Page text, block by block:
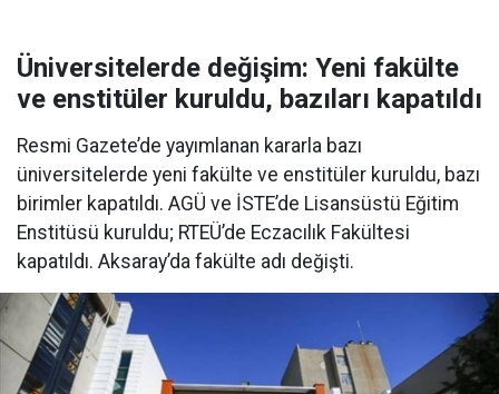
Üniversitelerde değişim: Yeni fakülte
ve enstitüler kuruldu, bazıları kapatıldı
Resmi Gazete’de yayımlanan kararla bazı
üniversitelerde yeni fakülte ve enstitüler kuruldu, bazı
birimler kapatıldı. AGÜ ve İSTE’de Lisansüstü Eğitim
Enstitüsü kuruldu; RTEÜ’de Eczacılık Fakültesi
kapatıldı. Aksaray’da fakülte adı değişti.